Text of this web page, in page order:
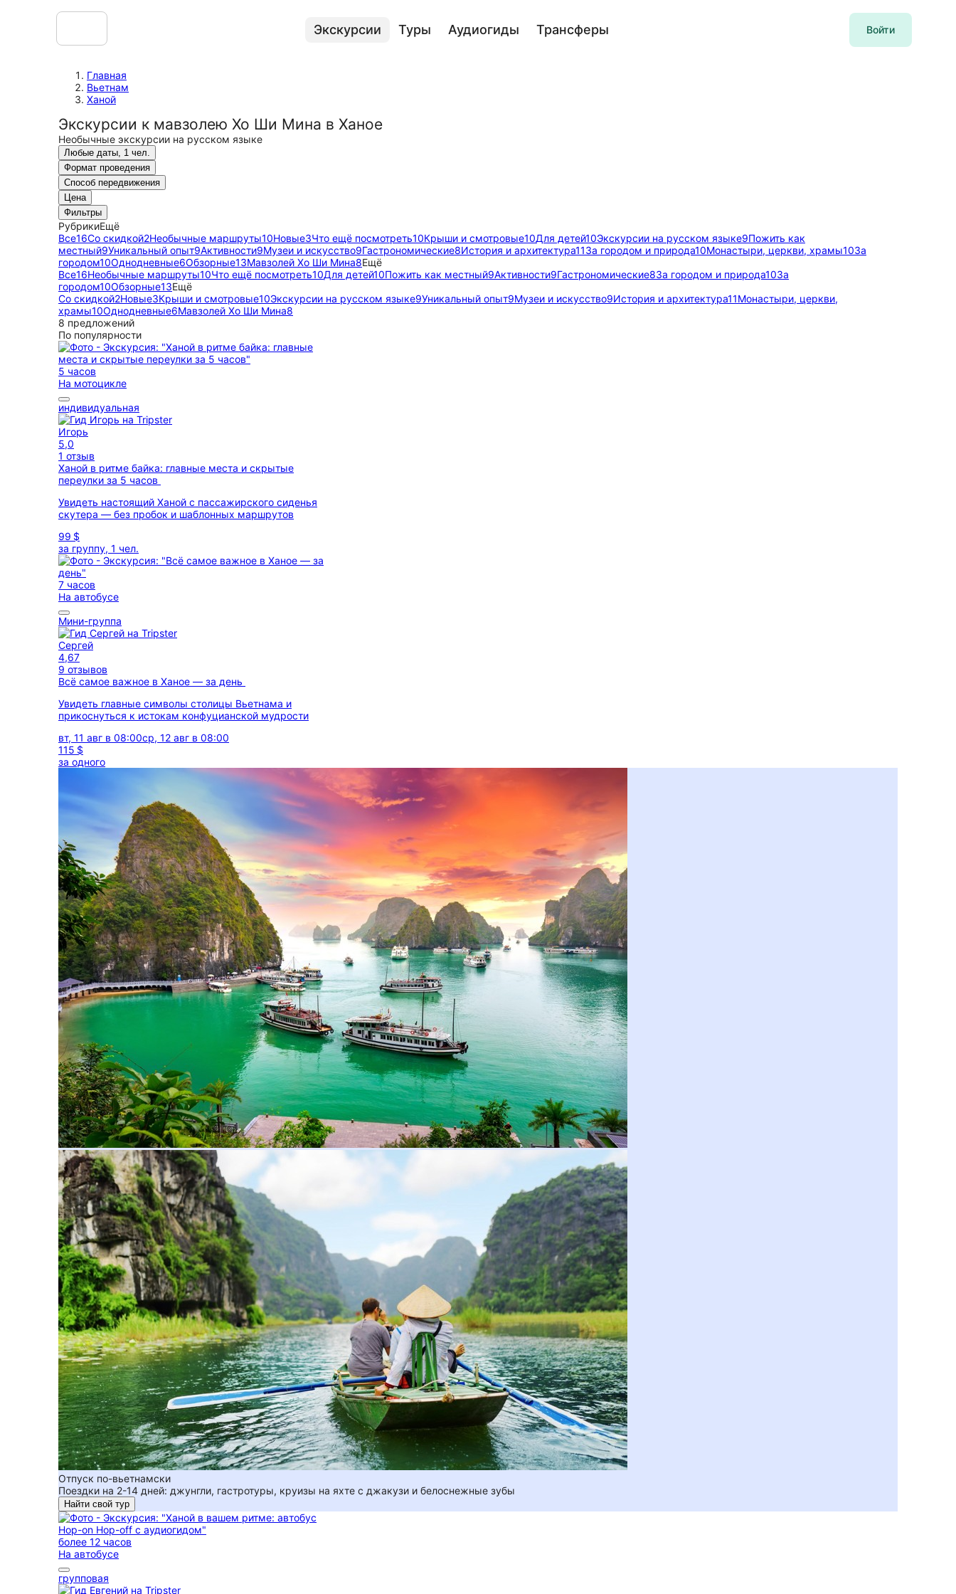
Экскурсии Туры Аудиогиды Трансферы Войти
Главная
Вьетнам
Ханой
Экскурсии к мавзолею Хо Ши Мина в Ханое
Необычные экскурсии на русском языке
Любые даты, 1 чел.
Формат проведения
Способ передвижения
Цена
Фильтры
РубрикиЕщё
Все16Со скидкой2Необычные маршруты10Новые3Что ещё посмотреть10Крыши и смотровые10Для детей10Экскурсии на русском языке9Пожить как
местный9Уникальный опыт9Активности9Музеи и искусство9Гастрономические8История и архитектура11За городом и природа10Монастыри, церкви, храмы10За
городом10Однодневные6Обзорные13Мавзолей Хо Ши Мина8Ещё
Все16Необычные маршруты10Что ещё посмотреть10Для детей10Пожить как местный9Активности9Гастрономические8За городом и природа10За
городом10Обзорные13Ещё
Со скидкой2Новые3Крыши и смотровые10Экскурсии на русском языке9Уникальный опыт9Музеи и искусство9История и архитектура11Монастыри, церкви,
храмы10Однодневные6Мавзолей Хо Ши Мина8
8 предложений
По популярности
5 часов
На мотоцикле
индивидуальная
Игорь
5,0
1 отзыв
Ханой в ритме байка: главные места и скрытые
переулки за 5 часов
Увидеть настоящий Ханой с пассажирского сиденья
скутера — без пробок и шаблонных маршрутов
99 $
за группу, 1 чел.
7 часов
На автобусе
Мини-группа
Сергей
4,67
9 отзывов
Всё самое важное в Ханое — за день
Увидеть главные символы столицы Вьетнама и
прикоснуться к истокам конфуцианской мудрости
вт, 11 авг в 08:00ср, 12 авг в 08:00
115 $
за одного
Отпуск по-вьетнамски
Поездки на 2-14 дней: джунгли, гастротуры, круизы на яхте с джакузи и белоснежные зубы
Найти свой тур
более 12 часов
На автобусе
групповая